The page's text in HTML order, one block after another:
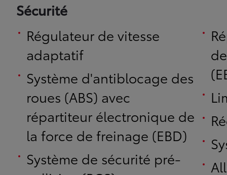
Sécurité
Régulateur de vitesse
adaptatif
Système d'antiblocage des
roues (ABS) avec
répartiteur électronique de
la force de freinage (EBD)
Système de sécurité pré-